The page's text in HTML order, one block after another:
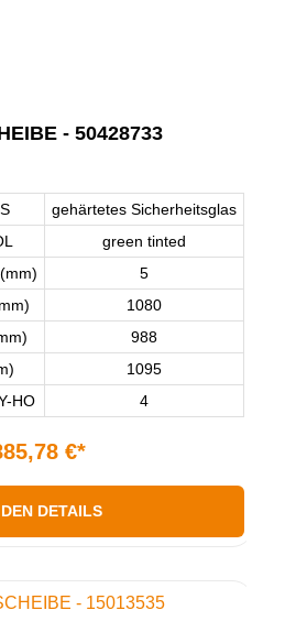
- 50428733
gehärtetes Sicherheitsglas
green tinted
5
1080
988
1095
HO
4
€*
DETAILS